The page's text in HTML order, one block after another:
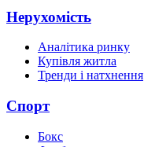
Нерухомість
Аналітика ринку
Купівля житла
Тренди і натхнення
Спорт
Бокс